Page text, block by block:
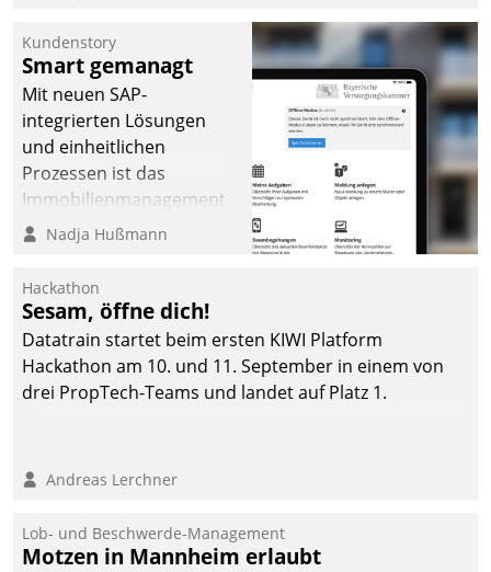
Kundenstory
Smart gemanagt
Mit neuen SAP-
integrierten Lösungen
und einheitlichen
Prozessen ist das
Immobilienmanagement
der Bayerischen
Ressort Kapitalanlage für
künftige Aufgaben und
Herausforderungen
gerüstet.
Nadja Hußmann
Hackathon
Sesam, öffne dich!
Datatrain startet beim ersten KIWI Platform
Hackathon am 10. und 11. September in einem von
drei PropTech-Teams und landet auf Platz 1.
Andreas Lerchner
Lob- und Beschwerde-Management
Motzen in Mannheim erlaubt